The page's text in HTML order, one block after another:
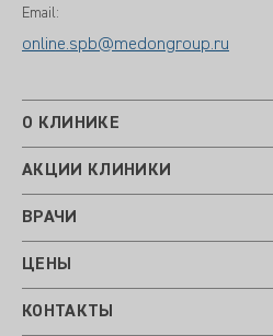
Email:
online.spb@medongroup.ru
О КЛИНИКЕ
АКЦИИ КЛИНИКИ
ВРАЧИ
ЦЕНЫ
КОНТАКТЫ